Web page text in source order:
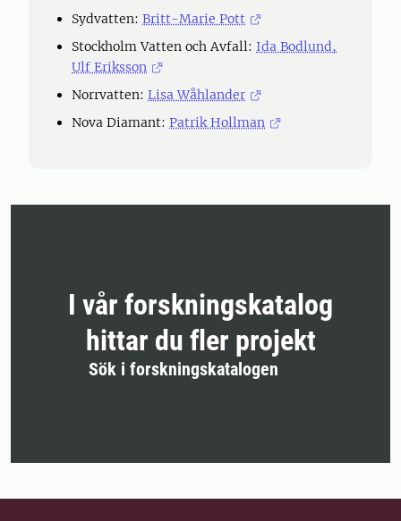
Sydvatten: Britt-Marie Pott
Stockholm Vatten och Avfall: Ida Bodlund,
Ulf Eriksson
Norrvatten: Lisa Wåhlander
Nova Diamant: Patrik Hollman
I vår forskningskatalog
hittar du fler projekt
Sök i forskningskatalogen